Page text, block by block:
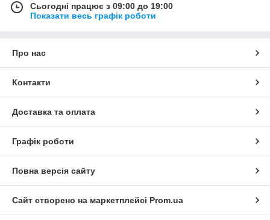
Сьогодні працює з 09:00 до 19:00
Показати весь графік роботи
Про нас
Контакти
Доставка та оплата
Графік роботи
Повна версія сайту
Сайт створено на маркетплейсі Prom.ua